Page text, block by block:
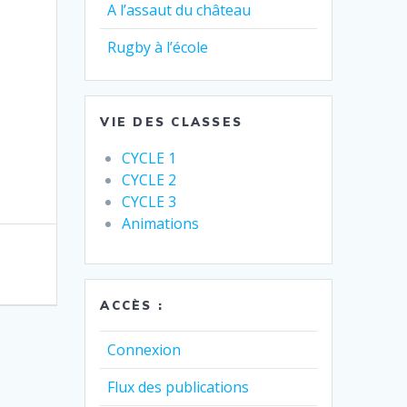
A l’assaut du château
Rugby à l’école
VIE DES CLASSES
CYCLE 1
CYCLE 2
CYCLE 3
Animations
ACCÈS :
Connexion
Flux des publications